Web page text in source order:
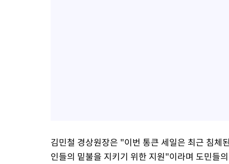
김민철 경상원장은 "이번 통큰 세일은 최근 침체
인들의 밑불을 지키기 위한 지원"이라며 도민들